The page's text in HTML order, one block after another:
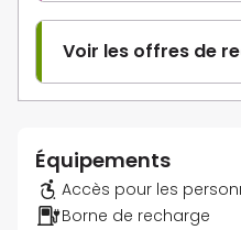
Voir les offres de
Équipements
Accès pour les
Borne de recharge